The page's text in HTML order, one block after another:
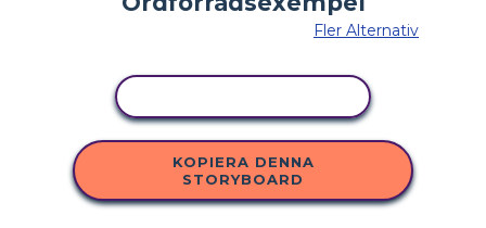
Fler Alternativ
KOPIERA DENNA
STORYBOARD